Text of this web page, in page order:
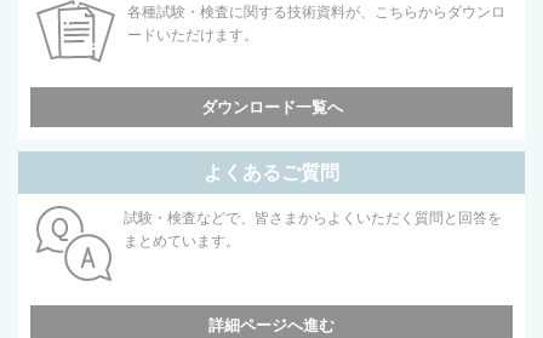
各種試験・検査に関する技術資料が、こちらからダウンロ
ードいただけます。
ダウンロード一覧へ
よくあるご質問
試験・検査などで、皆さまからよくいただく質問と回答を
まとめています。
詳細ページへ進む